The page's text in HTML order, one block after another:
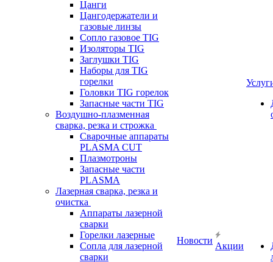
Цанги
Цангодержатели и
газовые линзы
Сопло газовое TIG
Изоляторы TIG
Заглушки TIG
Наборы для TIG
горелки
Головки TIG горелок
Запасные части TIG
Воздушно-плазменная
сварка, резка и строжка
Сварочные аппараты
PLASMA CUT
Плазмотроны
Запасные части
PLASMA
Лазерная сварка, резка и
очистка
Аппараты лазерной
сварки
Горелки лазерные
Сопла для лазерной
сварки
Новости
Акции